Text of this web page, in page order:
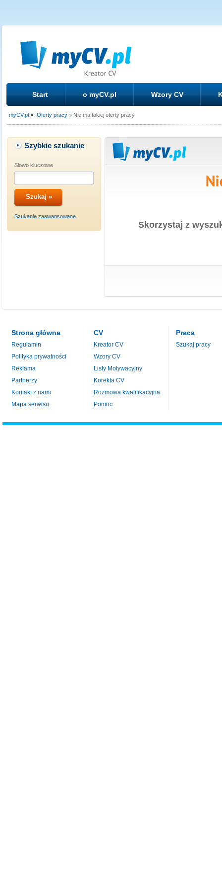
Start o myCV.pl Wzory CV
myCV.pl Oferty pracy Nie ma takiej oferty pracy
Szybkie szukanie
Słowo kluczowe
Szukanie zaawansowane
Skorzystaj z
Strona główna
Regulamin
Polityka prywatności
Reklama
Partnerzy
Kontakt z nami
Mapa serwisu
CV
Kreator CV
Wzory CV
Listy Motywacyjny
Korekta CV
Rozmowa kwalifikacyjna
Pomoc
Praca
Szukaj pracy